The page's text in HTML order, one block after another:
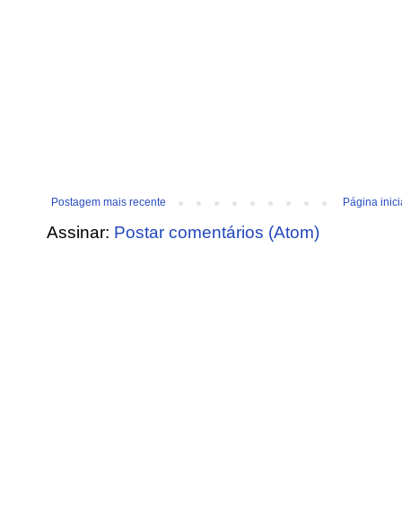
Postagem mais recente Página
Assinar: Postar comentários (Atom)